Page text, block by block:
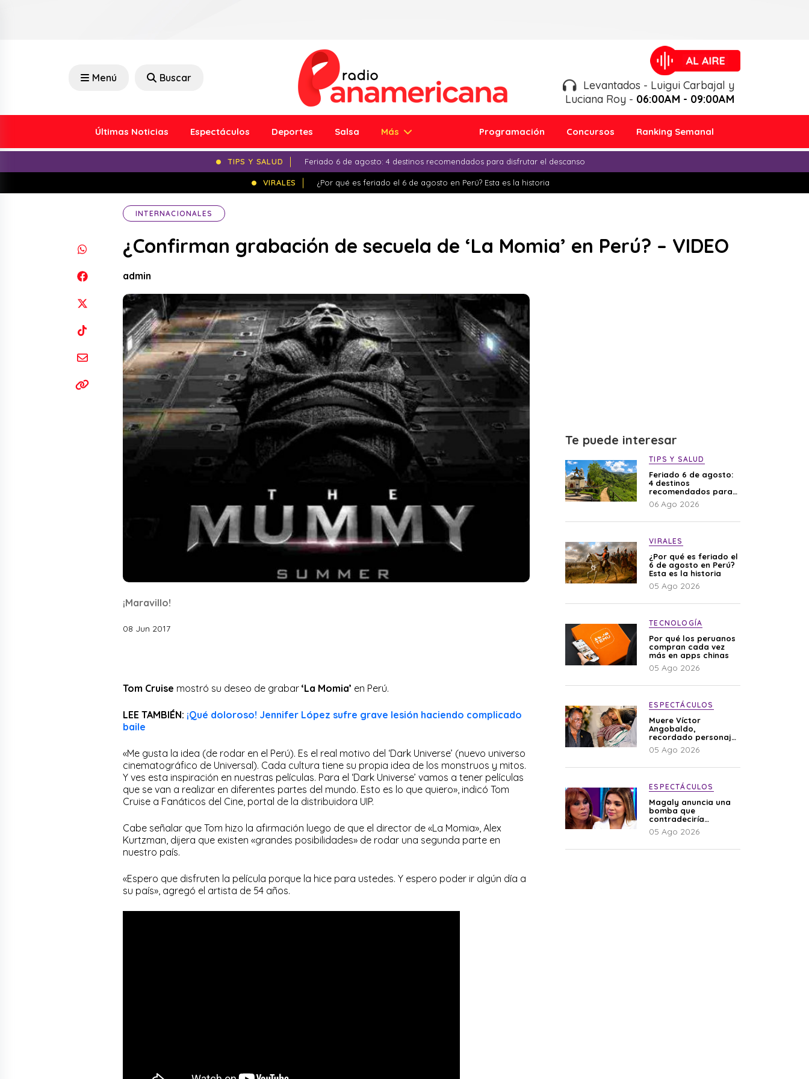
Menú Buscar
Levantados - Luigui Carbajal y
Luciana Roy - 06:00AM - 09:00AM
Últimas Noticias Espectáculos Deportes Salsa Más Programación Concursos Ranking Semanal
TIPS Y SALUD Feriado 6 de agosto: 4 destinos recomendados para disfrutar el descanso
VIRALES ¿Por qué es feriado el 6 de agosto en Perú? Esta es la historia
INTERNACIONALES
¿Confirman grabación de secuela de ‘La Momia’ en Perú? – VIDEO
admin
¡Maravillo!
08 Jun 2017
Tom Cruise mostró su deseo de grabar ‘La Momia’ en Perú.
LEE TAMBIÉN: ¡Qué doloroso! Jennifer López sufre grave lesión haciendo complicado
baile
«Me gusta la idea (de rodar en el Perú). Es el real motivo del ‘Dark Universe’ (nuevo universo
cinematográfico de Universal). Cada cultura tiene su propia idea de los monstruos y mitos.
Y ves esta inspiración en nuestras películas. Para el ‘Dark Universe’ vamos a tener películas
que se van a realizar en diferentes partes del mundo. Esto es lo que quiero», indicó Tom
Cruise a Fanáticos del Cine, portal de la distribuidora UIP.
Cabe señalar que Tom hizo la afirmación luego de que el director de «La Momia», Alex
Kurtzman, dijera que existen «grandes posibilidades» de rodar una segunda parte en
nuestro país.
«Espero que disfruten la película porque la hice para ustedes. Y espero poder ir algún día a
su país», agregó el artista de 54 años.
Te puede interesar
TIPS Y SALUD
Feriado 6 de agosto:
4 destinos
recomendados para
disfrutar el descanso
06 Ago 2026
VIRALES
¿Por qué es feriado el
6 de agosto en Perú?
Esta es la historia
05 Ago 2026
TECNOLOGÍA
Por qué los peruanos
compran cada vez
más en apps chinas
05 Ago 2026
ESPECTÁCULOS
Muere Víctor
Angobaldo,
recordado personaje
de la farándula y
expareja de Shirley
05 Ago 2026
ESPECTÁCULOS
Magaly anuncia una
bomba que
contradeciría
comunicado de La
Bella Luz: “Hay un
05 Ago 2026